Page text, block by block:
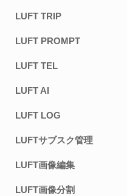
LUFT TRIP
LUFT PROMPT
LUFT TEL
LUFT AI
LUFT LOG
LUFTサブスク管理
LUFT画像編集
LUFT画像分割